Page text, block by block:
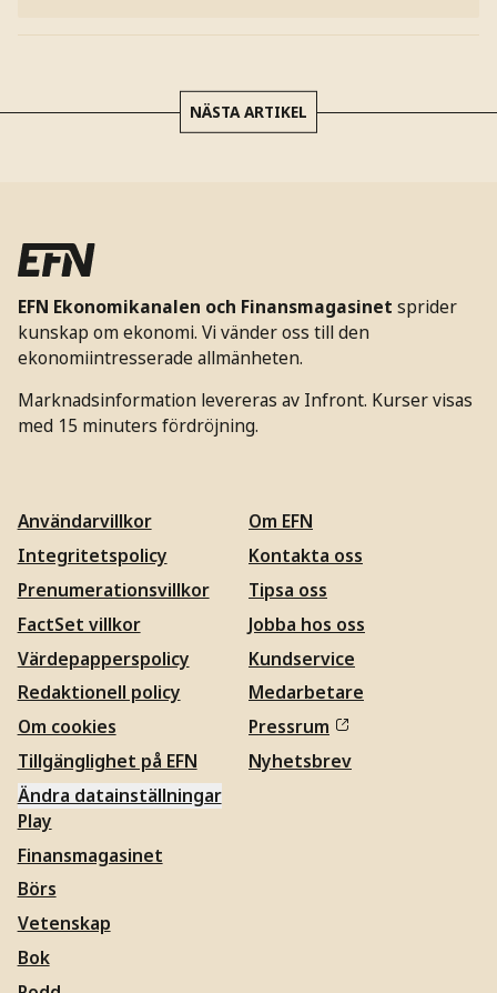
NÄSTA ARTIKEL
EFN Ekonomikanalen och Finansmagasinet sprider
kunskap om ekonomi. Vi vänder oss till den
ekonomiintresserade allmänheten.
Marknadsinformation levereras av Infront. Kurser visas
med 15 minuters fördröjning.
Användarvillkor
Integritetspolicy
Prenumerationsvillkor
FactSet villkor
Värdepapperspolicy
Redaktionell policy
Om cookies
Tillgänglighet på EFN
Ändra datainställningar
Om EFN
Kontakta oss
Tipsa oss
Jobba hos oss
Kundservice
Medarbetare
Pressrum
Nyhetsbrev
Play
Finansmagasinet
Börs
Vetenskap
Bok